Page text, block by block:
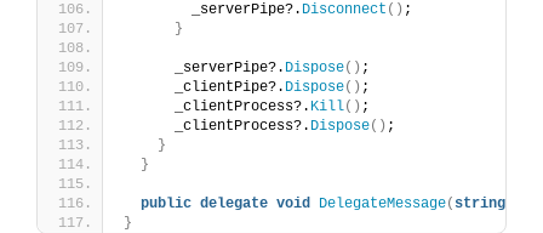
        _serverPipe?.
Disconnect () ;
}
      _serverPipe?.
Dispose() ;
      _clientPipe?.
Dispose() ;
      _clientProcess?.
Kill() ;
      _clientProcess?.
Dispose() ;
}
}
public delegate void DelegateMessage( string
}